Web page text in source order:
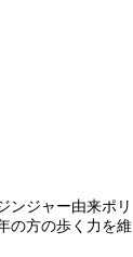
ンジャー由来ポリ
の方の歩く力を維